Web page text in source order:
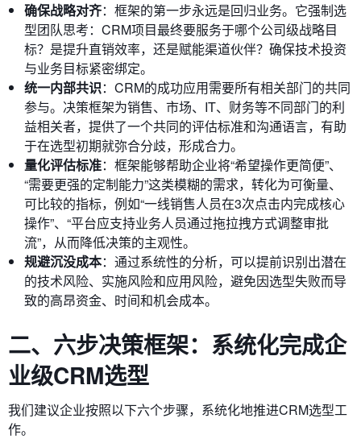
确保战略对齐：框架的第一步永远是回归业务。它强制选
型团队思考：CRM项目最终要服务于哪个公司级战略目
标？是提升直销效率，还是赋能渠道伙伴？确保技术投资
与业务目标紧密绑定。
统一内部共识：CRM的成功应用需要所有相关部门的共同
参与。决策框架为销售、市场、IT、财务等不同部门的利
益相关者，提供了一个共同的评估标准和沟通语言，有助
于在选型初期就弥合分歧，形成合力。
量化评估标准：框架能够帮助企业将“希望操作更简便”、
“需要更强的定制能力”这类模糊的需求，转化为可衡量、
可比较的指标，例如“一线销售人员在3次点击内完成核心
操作”、“平台应支持业务人员通过拖拉拽方式调整审批
流”，从而降低决策的主观性。
规避沉没成本：通过系统性的分析，可以提前识别出潜在
的技术风险、实施风险和应用风险，避免因选型失败而导
致的高昂资金、时间和机会成本。
二、六步决策框架：系统化完成企
业级CRM选型
我们建议企业按照以下六个步骤，系统化地推进CRM选型工
作。